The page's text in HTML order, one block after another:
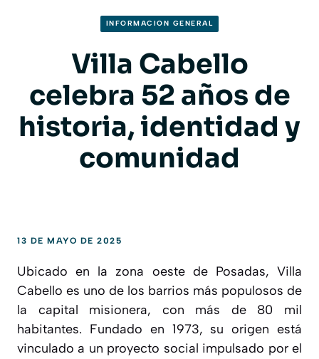
INFORMACION GENERAL
Villa Cabello
celebra 52 años de
historia, identidad y
comunidad
13 DE MAYO DE 2025
Ubicado en la zona oeste de Posadas, Villa
Cabello es uno de los barrios más populosos de
la capital misionera, con más de 80 mil
habitantes. Fundado en 1973, su origen está
vinculado a un proyecto social impulsado por el